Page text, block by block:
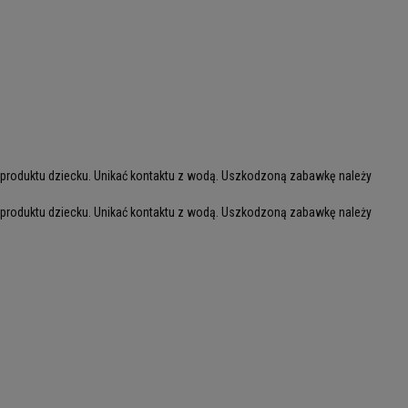
dziecku. Unikać kontaktu z wodą. Uszkodzoną zabawkę należy
dziecku. Unikać kontaktu z wodą. Uszkodzoną zabawkę należy